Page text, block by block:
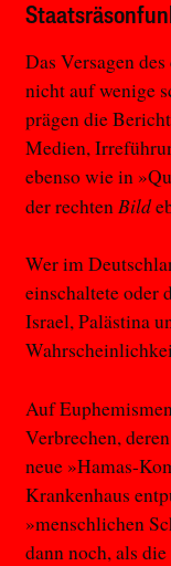
Das Versagen
nicht auf wenige
prägen die
Medien,
ebenso wie in
der rechten Bild
Wer im
einschaltete oder
Israel, Palästina
Auf
Verbrechen,
neue »Hamas-
Krankenhaus
»menschlichen
dann noch, als